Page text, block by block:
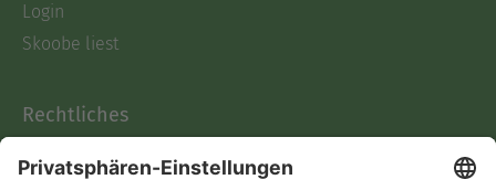
Login
Skoobe liest
Rechtliches
AGB